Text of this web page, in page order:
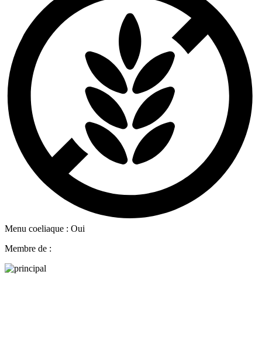
Menu coeliaque : Oui
Membre de :